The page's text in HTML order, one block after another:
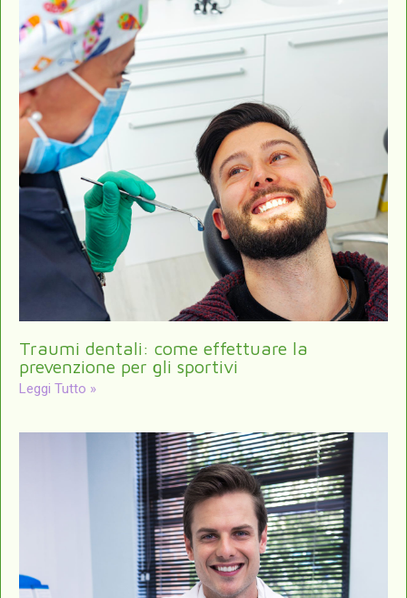
Traumi dentali: come effettuare la
prevenzione per gli sportivi
Leggi Tutto »